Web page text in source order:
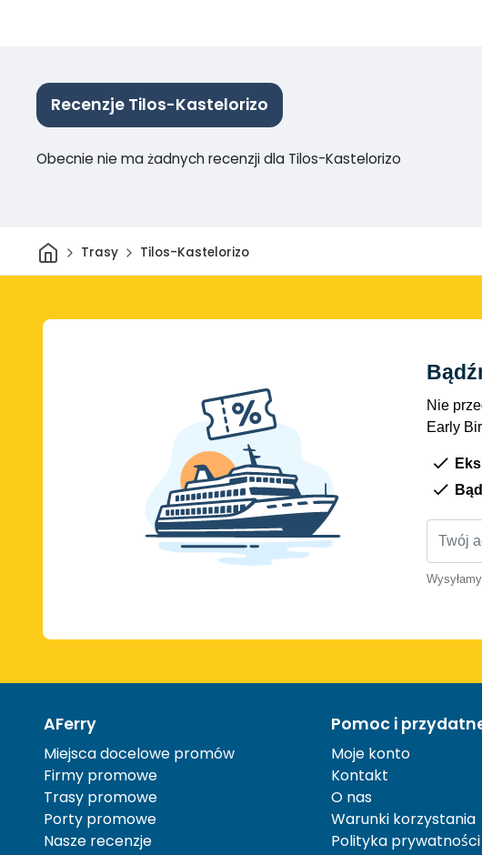
Recenzje Tilos-Kastelorizo
Obecnie nie ma żadnych recenzji dla Tilos-Kastelorizo
DomTrasy Tilos-Kastelorizo
Nie
Early
AFerry
Miejsca docelowe promów
Firmy promowe
Trasy promowe
Porty promowe
Nasze recenzje
Pomoc i
Moje konto
Kontakt
O nas
Warunki korzystania
Polityka prywatności